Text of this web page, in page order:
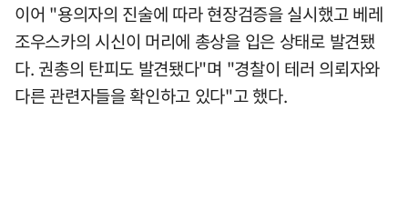
이어 "용의자의 진술에 따라 현장검증을 실시했고 베레
조우스카의 시신이 머리에 총상을 입은 상태로 발견됐
다. 권총의 탄피도 발견됐다"며 "경찰이 테러 의뢰자와
다른 관련자들을 확인하고 있다"고 했다.